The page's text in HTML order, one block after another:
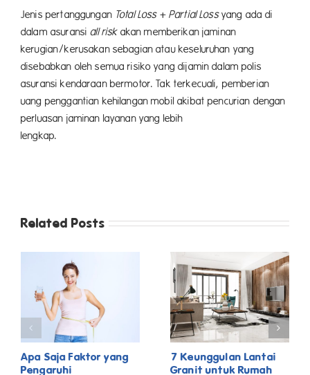
Jenis pertanggungan Total Loss+ Partial Lossyang ada di
dalam asuransiall riskakan memberikan jaminan
kerugian/kerusakan sebagian atau keseluruhan yang
disebabkan oleh semua risiko yang dijamin dalam polis
asuransi kendaraan bermotor. Tak terkecuali, pemberian
uang penggantian kehilangan mobil akibat pencurian dengan
perluasan jaminan layanan yang lebih
lengkap.
Related Posts
Apa Saja Faktor yang
Pengaruhi
7 Keunggulan Lantai
Granit untuk Rumah